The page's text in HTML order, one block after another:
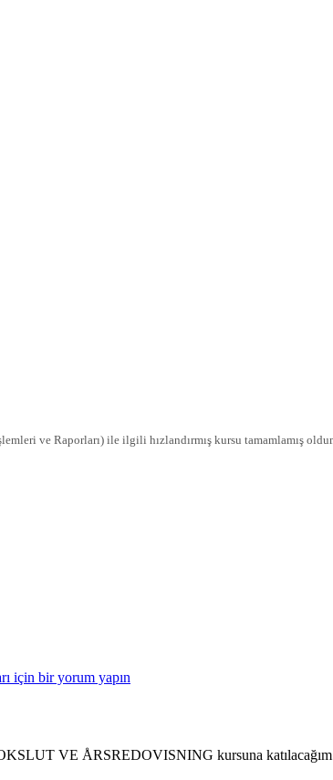
ve Raporları) ile ilgili hızlandırmış kursu tamamlamış
için bir yorum yapın
VE ÅRSREDOVISNING kursuna katılacağım.